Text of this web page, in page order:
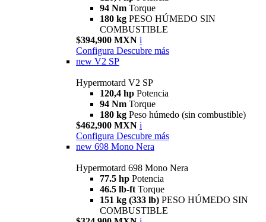
94 Nm Torque
180 kg PESO HÚMEDO SIN
COMBUSTIBLE
$394,900 MXN i
Configura Descubre más
new V2 SP
Hypermotard V2 SP
120,4 hp Potencia
94 Nm Torque
180 kg Peso húmedo (sin combustible)
$462,900 MXN i
Configura Descubre más
new 698 Mono Nera
Hypermotard 698 Mono Nera
77.5 hp Potencia
46.5 lb-ft Torque
151 kg (333 lb) PESO HÚMEDO SIN
COMBUSTIBLE